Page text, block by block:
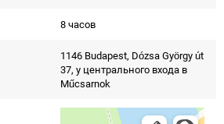
8 часов
1146 Budapest, Dózsa György út
37, у центрального входа в
Műcsarnok